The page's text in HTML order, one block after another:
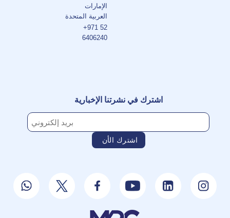
الإمارات
العربية المتحدة
+971 52
6406240
اشترك في نشرتنا الإخبارية